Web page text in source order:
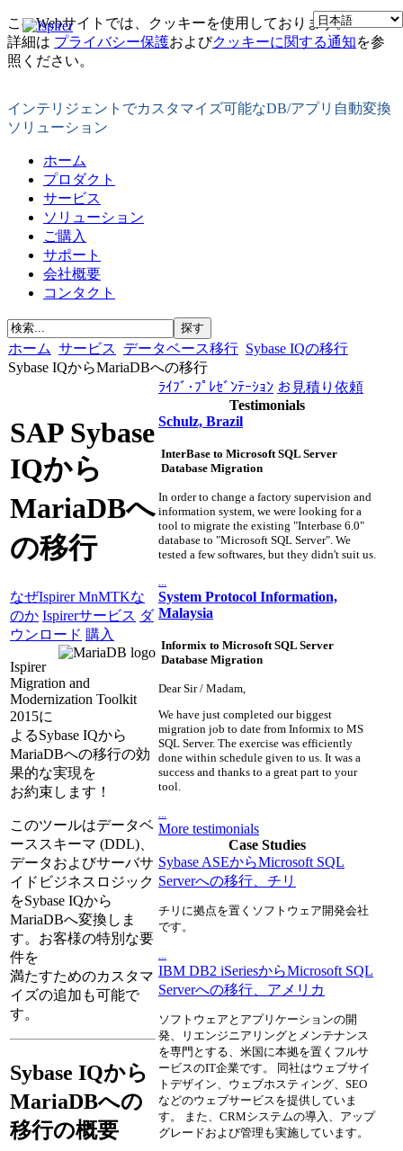
このWebサイトでは、クッキーを使用しております。
詳細は プライバシー保護およびクッキーに関する通知を参
照ください。
インテリジェントでカスタマイズ可能なDB/アプリ自動変換
ソリューション
ホーム
プロダクト
サービス
ソリューション
ご購入
サポート
会社概要
コンタクト
ホーム サービス データベース移行 Sybase IQの移行
Sybase IQからMariaDBへの移行
SAP Sybase
IQから
MariaDBへ
の移行
なぜIspirer MnMTKな
のか Ispirerサービス ダ
ウンロード 購入
Ispirer
Migration and
Modernization Toolkit
2015に
よるSybase IQから
MariaDBへの移行の効
果的な実現を
お約束します！
このツールはデータベ
ーススキーマ (DDL)、
データおよびサーバサ
イドビジネスロジック
をSybase IQから
MariaDBへ変換しま
す。お客様の特別な要
件を
満たすためのカスタマ
イズの追加も可能で
す。
Sybase IQから
MariaDBへの
移行の概要
ﾗｲﾌﾞ･ﾌﾟﾚｾﾞﾝﾃｰｼｮﾝ お見積り依頼
Testimonials
Schulz, Brazil
InterBase to Microsoft SQL Server
Database Migration
In order to change a factory supervision and
information system, we were looking for a
tool to migrate the existing "Interbase 6.0"
database to "Microsoft SQL Server". We
tested a few softwares, but they didn't suit us.
System Protocol Information,
Malaysia
Informix to Microsoft SQL Server
Database Migration
Dear Sir / Madam,
We have just completed our biggest
migration job to date from Informix to MS
SQL Server. The exercise was efficiently
done within schedule given to us. It was a
success and thanks to a great part to your
tool.
More testimonials
Case Studies
Sybase ASEからMicrosoft SQL
Serverへの移行、チリ
チリに拠点を置くソフトウェア開発会社
です。
IBM DB2 iSeriesからMicrosoft SQL
Serverへの移行、アメリカ
ソフトウェアとアプリケーションの開
発、リエンジニアリングとメンテナンス
を専門とする、米国に本拠を置くフルサ
ービスのIT企業です。 同社はウェブサイ
トデザイン、ウェブホスティング、SEO
などのウェブサービスを提供していま
す。 また、CRMシステムの導入、アップ
グレードおよび管理も実施しています。